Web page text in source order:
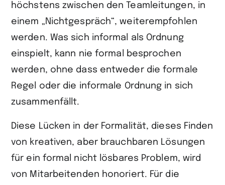
höchstens zwischen den Teamleitungen, in
einem „Nichtgespräch“, weiter­empfohlen
werden. Was sich informal als Ordnung
einspielt, kann nie formal besprochen
werden, ohne dass entweder die formale
Regel oder die informale Ordnung in sich
zusammenfällt.
Diese Lücken in der Formalität, dieses Finden
von kreativen, aber brauchbaren Lösungen
für ein formal nicht lösbares Problem, wird
von Mitarbeitenden honoriert. Für die